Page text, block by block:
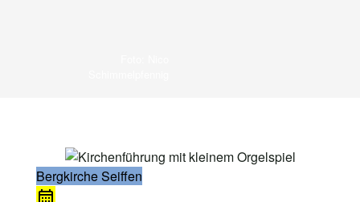
Bergkirche Seiffen